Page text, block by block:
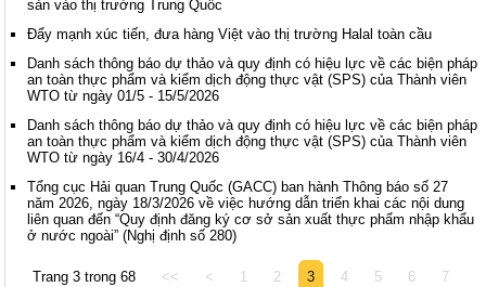
sản vào thị trường Trung Quốc
Đẩy mạnh xúc tiến, đưa hàng Việt vào thị trường Halal toàn cầu
Danh sách thông báo dự thảo và quy định có hiệu lực về các biện pháp
an toàn thực phẩm và kiểm dịch động thực vật (SPS) của Thành viên
WTO từ ngày 01/5 - 15/5/2026
Danh sách thông báo dự thảo và quy định có hiệu lực về các biện pháp
an toàn thực phẩm và kiểm dịch động thực vật (SPS) của Thành viên
WTO từ ngày 16/4 - 30/4/2026
Tổng cục Hải quan Trung Quốc (GACC) ban hành Thông báo số 27
năm 2026, ngày 18/3/2026 về việc hướng dẫn triển khai các nội dung
liên quan đến “Quy định đăng ký cơ sở sản xuất thực phẩm nhập khẩu
ở nước ngoài” (Nghị định số 280)
Trang 3 trong 68 << < 1 2 3 4 5 6 7